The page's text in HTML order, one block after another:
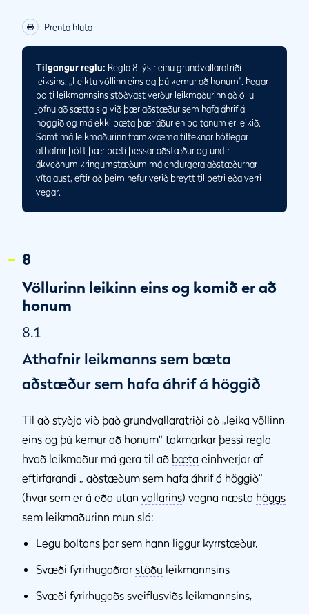
8.2a
Hvenær regla 8.2 á við
8.2b Óleyfilegar athafnir til að breyta öðrum áþreifanlegum
Vísvitandi athafnir leikmanns til að breyta áþreifanlegum
aðstæðum í þeim tilgangi að hafa áhrif á kyrrstæðan bolta
annars leikmanns eða tilvonandi högg hans
8.3a
Hvenær regla 8.3 á við
8.3b Óleyfilegar athafnir til að breyta öðrum áþreifanlegum
aðstæðum
Prenta hluta
Tilgangur reglu: Regla 8 lýsir einu grundvallaratriði
leiksins: „Leiktu völlinn eins og þú kemur að honum". Þegar
bolti leikmannsins stöðvast verður leikmaðurinn að öllu
jöfnu að sætta sig við þær aðstæður sem hafa áhrif á
höggið og má ekki bæta þær áður en boltanum er leikið.
Samt má leikmaðurinn framkvæma tilteknar hóflegar
athafnir þótt þær bæti þessar aðstæður og undir
ákveðnum kringumstæðum má endurgera aðstæðurnar
vítalaust, eftir að þeim hefur verið breytt til betri eða verri
vegar.
8
Völlurinn leikinn eins og komið er að
honum
8.1
Athafnir leikmanns sem bæta
aðstæður sem hafa áhrif á höggið
Til að styðja við það grundvallaratriði að „leika völlinn
eins og þú kemur að honum“ takmarkar þessi regla
hvað leikmaður má gera til að bæta einhverjar af
eftirfarandi „ aðstæðum sem hafa áhrif á höggið“
(hvar sem er á eða utan vallarins) vegna næsta höggs
sem leikmaðurinn mun slá:
Legu boltans þar sem hann liggur kyrrstæður,
Svæði fyrirhugaðrar stöðu leikmannsins
Svæði fyrirhugaðs sveiflusviðs leikmannsins,